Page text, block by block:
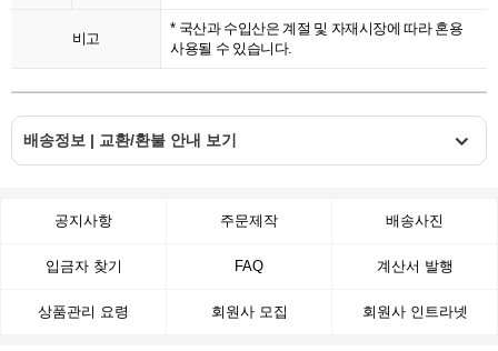
비고
* 국산과 수입산은 계절 및 자재시장에 따라 혼용
사용될 수 있습니다.
배송정보 | 교환/환불 안내 보기
공지사항 주문제작 배송사진
입금자 찾기 FAQ 계산서 발행
상품관리 요령 회원사 모집 회원사 인트라넷